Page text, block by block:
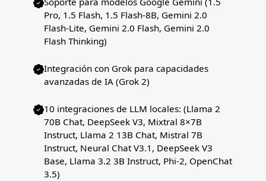
Pro, 1.5 Flash, 1.5 Flash-8B, Gemini 2.0
Flash-Lite, Gemini 2.0 Flash, Gemini 2.0
Flash Thinking)
Integración con Grok para capacidades
avanzadas de IA (Grok 2)
10 integraciones de LLM locales: (Llama 2
70B Chat, DeepSeek V3, Mixtral 8×7B
Instruct, Llama 2 13B Chat, Mistral 7B
Instruct, Neural Chat V3.1, DeepSeek V3
Base, Llama 3.2 3B Instruct, Phi-2, OpenChat
3.5)